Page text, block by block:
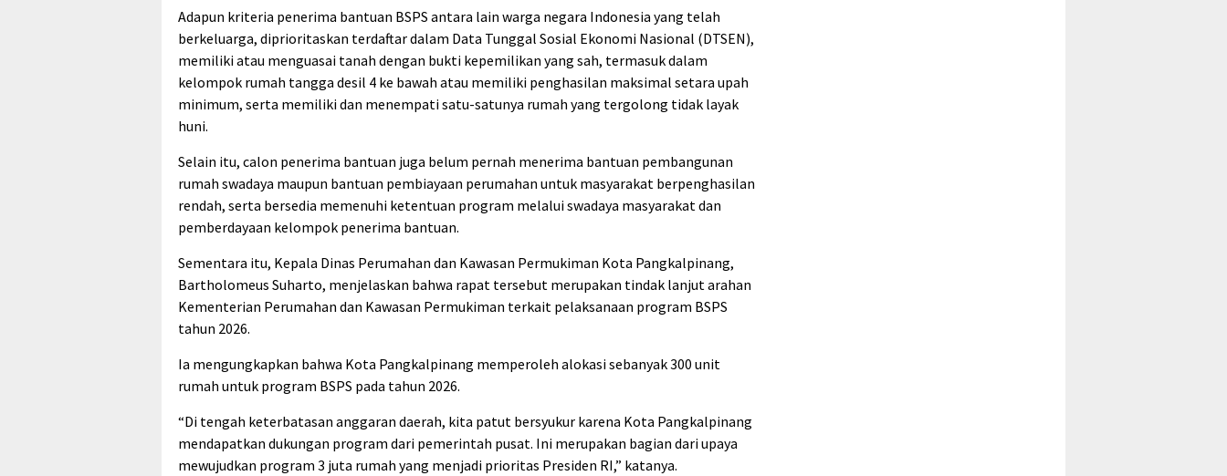
Adapun kriteria penerima bantuan BSPS antara lain warga negara Indonesia yang telah
berkeluarga, diprioritaskan terdaftar dalam Data Tunggal Sosial Ekonomi Nasional (DTSEN),
memiliki atau menguasai tanah dengan bukti kepemilikan yang sah, termasuk dalam
kelompok rumah tangga desil 4 ke bawah atau memiliki penghasilan maksimal setara upah
minimum, serta memiliki dan menempati satu-satunya rumah yang tergolong tidak layak
huni.
Selain itu, calon penerima bantuan juga belum pernah menerima bantuan pembangunan
rumah swadaya maupun bantuan pembiayaan perumahan untuk masyarakat berpenghasilan
rendah, serta bersedia memenuhi ketentuan program melalui swadaya masyarakat dan
pemberdayaan kelompok penerima bantuan.
Sementara itu, Kepala Dinas Perumahan dan Kawasan Permukiman Kota Pangkalpinang,
Bartholomeus Suharto, menjelaskan bahwa rapat tersebut merupakan tindak lanjut arahan
Kementerian Perumahan dan Kawasan Permukiman terkait pelaksanaan program BSPS
tahun 2026.
Ia mengungkapkan bahwa Kota Pangkalpinang memperoleh alokasi sebanyak 300 unit
rumah untuk program BSPS pada tahun 2026.
“Di tengah keterbatasan anggaran daerah, kita patut bersyukur karena Kota Pangkalpinang
mendapatkan dukungan program dari pemerintah pusat. Ini merupakan bagian dari upaya
mewujudkan program 3 juta rumah yang menjadi prioritas Presiden RI,” katanya.